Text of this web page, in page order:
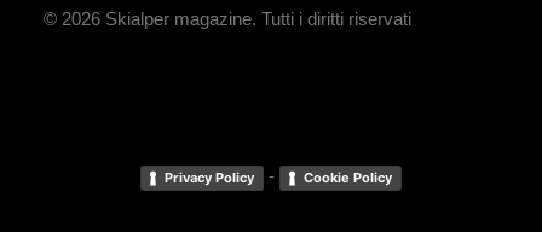
© 2026 Skialper magazine. Tutti i diritti riservati
Privacy Policy - Cookie Policy